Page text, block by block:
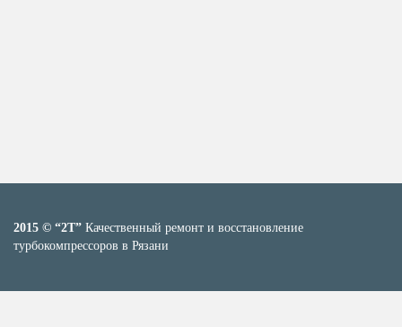
2015 © “2T” Качественный ремонт и восстановление
турбокомпрессоров в Рязани